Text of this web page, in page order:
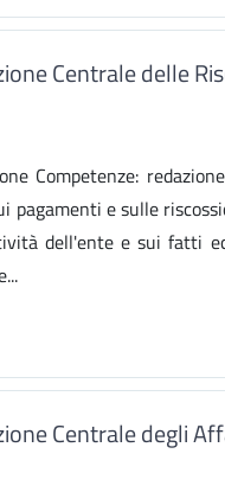
Centrale delle
Competenze:
e sulle
dell'ente e sui fatti
Centrale degli